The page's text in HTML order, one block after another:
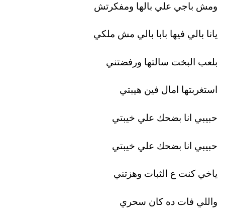
ومش باجي علي بالها ومفكرتش
يانا بالي فيها بابا بالي مش ملكي
بلعب البخت سالتها ورفضتني
استغربتها امال فين هيبتي
حبيبي انا بضحك علي خيبتي
حبيبي انا بضحك علي خيبتي
ياخي كنت ع الثبات وهزتني
واللي فات ده كان سحري